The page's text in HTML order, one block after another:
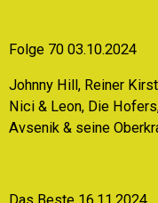
Folge 70 03.10.2024
Johnny Hill, Reiner
Nici & Leon, Die
Avsenik & seine